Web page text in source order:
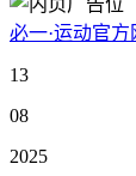
必一·运动官方
13
08
2025